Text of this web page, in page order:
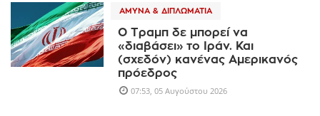
ΆΜΥΝΑ & ΔΙΠΛΩΜΑΤΊΑ
Ο Τραμπ δε μπορεί να
«διαβάσει» το Ιράν. Και
(σχεδόν) κανένας Αμερικανός
πρόεδρος
07:53, 05 Αυγούστου 2026